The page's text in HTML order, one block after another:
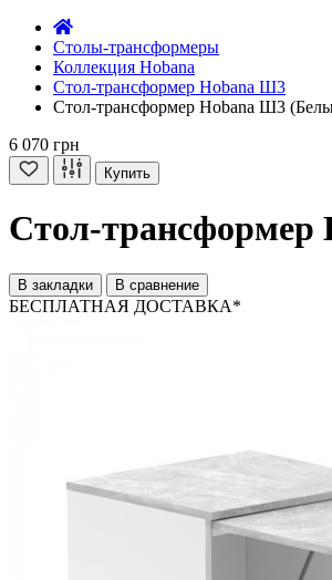
Cтолы-трансформеры
Коллекция Hobana
Стол-трансформер Hobana Ш3
Стол-трансформер Hobana Ш3
6 070 грн
Купить
Стол-
В закладки В сравнение
БЕСПЛАТНАЯ ДОСТАВКА*